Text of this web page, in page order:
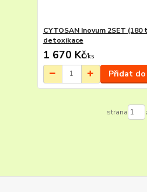
CYTOSAN Inovum 2SET
detoxikace
1 670 Kč/ks
Přidat
strana